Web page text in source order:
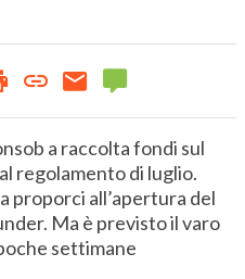
a raccolta fondi sul
regolamento di luglio.
proporci all’apertura del
Ma è previsto il varo
settimane